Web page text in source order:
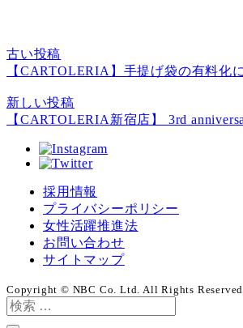
古い投稿
【CARTOLERIA】手提げ袋の有料化
新しい投稿
【CARTOLERIA新宿店】 3rd
採用情報
プライバシーポリシー
女性活躍推進法
お問い合わせ
サイトマップ
Copyright © NBC Co. Ltd. All Rights Reserved.
検
索